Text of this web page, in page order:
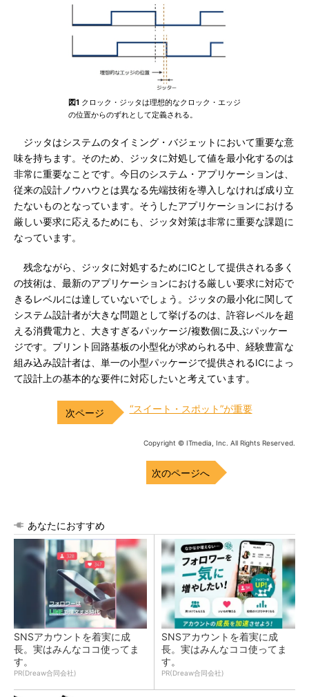
図1 クロック・ジッタは理想的なクロック・エッジ
の位置からのずれとして定義される。
ジッタはシステムのタイミング・バジェットにおいて重要な意
味を持ちます。そのため、ジッタに対処して値を最小化するのは
非常に重要なことです。今日のシステム・アプリケーションは、
従来の設計ノウハウとは異なる先端技術を導入しなければ成り立
たないものとなっています。そうしたアプリケーションにおける
厳しい要求に応えるためにも、ジッタ対策は非常に重要な課題に
なっています。
残念ながら、ジッタに対処するためにICとして提供される多く
の技術は、最新のアプリケーションにおける厳しい要求に対応で
きるレベルには達していないでしょう。ジッタの最小化に関して
システム設計者が大きな問題として挙げるのは、許容レベルを超
える消費電力と、大きすぎるパッケージ/複数個に及ぶパッケー
ジです。プリント回路基板の小型化が求められる中、経験豊富な
組み込み設計者は、単一の小型パッケージで提供されるICによっ
て設計上の基本的な要件に対応したいと考えています。
“スイート・スポット”が重要
Copyright © ITmedia, Inc. All Rights Reserved.
次のページへ
あなたにおすすめ
SNSアカウントを着実に成
長。実はみんなココ使ってま
す。
PR(Dreaw合同会社)
SNSアカウントを着実に成
長。実はみんなココ使ってま
す。
PR(Dreaw合同会社)